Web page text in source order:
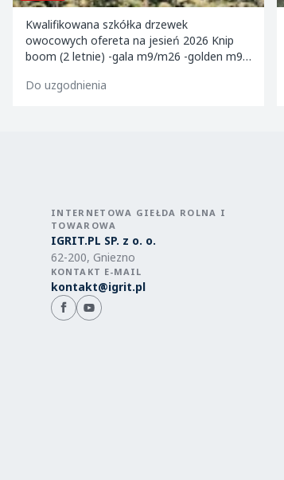
Kwalifikowana szkółka drzewek
owocowych ofereta na jesień 2026 Knip
boom (2 letnie) -gala m9/m26 -golden m9 -
m9/m2
Do uzgodnienia
INTERNETOWA GIEŁDA ROLNA I
TOWAROWA
IGRIT.PL SP. z o. o.
62-200, Gniezno
KONTAKT E-MAIL
kontakt@igrit.pl